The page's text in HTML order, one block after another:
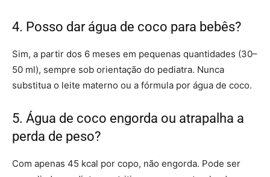
4. Posso dar água de coco para bebês?
Sim, a partir dos 6 meses em pequenas quantidades (30–
50 ml), sempre sob orientação do pediatra. Nunca
substitua o leite materno ou a fórmula por água de coco.
5. Água de coco engorda ou atrapalha a
perda de peso?
Com apenas 45 kcal por copo, não engorda. Pode ser